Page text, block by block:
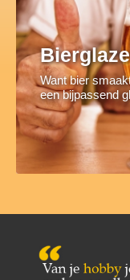
Want bier
een bijpassend